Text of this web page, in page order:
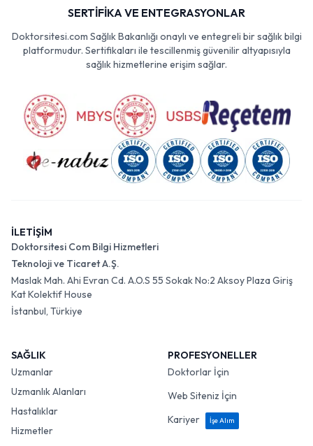
SERTİFİKA VE ENTEGRASYONLAR
Doktorsitesi.com Sağlık Bakanlığı onaylı ve entegreli bir sağlık bilgi
platformudur. Sertifikaları ile tescillenmiş güvenilir altyapısıyla
sağlık hizmetlerine erişim sağlar.
İLETİŞİM
Doktorsitesi Com Bilgi Hizmetleri
Teknoloji ve Ticaret A.Ş.
Maslak Mah. Ahi Evran Cd. A.O.S 55 Sokak No:2 Aksoy Plaza Giriş
Kat Kolektif House
İstanbul, Türkiye
SAĞLIK
Uzmanlar
Uzmanlık Alanları
Hastalıklar
Hizmetler
PROFESYONELLER
Doktorlar İçin
Web Siteniz İçin
Kariyer
İşe Alım